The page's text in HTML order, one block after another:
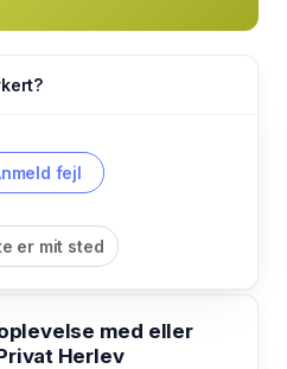
fejl
er mit sted
med eller
Herlev